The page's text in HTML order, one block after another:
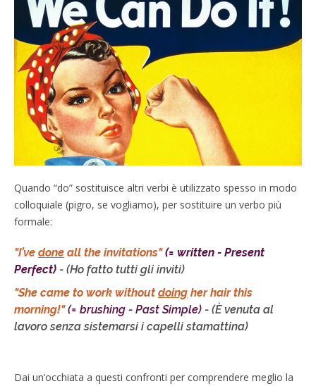
Quando “do” sostituisce altri verbi è utilizzato spesso in modo
colloquiale (pigro, se vogliamo), per sostituire un verbo più
formale:
"I’ve done all the invitations"(= written - Present
Perfect) - (Ho fatto tutti gli inviti)
"She came to work without doing her hair this
morning!"(= brushing - Past Simple) - (È venuta al
lavoro senza sistemarsi i capelli stamattina)
Dai un’occhiata a questi confronti per comprendere meglio la